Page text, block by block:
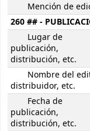
Mención de
260 ## -
Lugar de
publicación,
distribución, etc.
Nombre del
distribuidor, etc.
Fecha de
publicación,
distribución, etc.